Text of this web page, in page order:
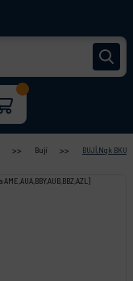
Buji BUJİ,Ngk